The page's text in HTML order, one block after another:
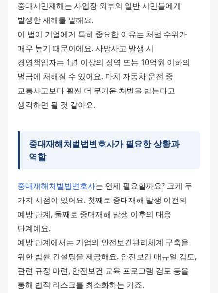
중대시민재해는 사업장 외부의 일반 시민들에게
발생한 재해를 말해요.
이 법이 기업에게 특히 중요한 이유는 처벌 수위가
매우 높기 때문이에요. 사망사고 발생 시
경영책임자는 1년 이상의 징역 또는 10억원 이하의
벌금에 처해질 수 있어요. 마치 자동차 운전 중
교통사고보다 훨씬 더 무거운 처벌을 받는다고
생각하면 될 것 같아요.
중대재해처벌법변호사가 필요한 상황과
역할
중대재해처벌법변호사는 언제 필요할까요? 크게 두
가지 시점이 있어요. 첫째로 중대재해 발생 이전의
예방 단계, 둘째로 중대재해 발생 이후의 대응
단계예요.
예방 단계에서는 기업의 안전보건관리체계 구축을
위한 법률 컨설팅을 제공해요. 안전보건 매뉴얼 검토,
관련 규정 마련, 안전보건 교육 프로그램 검토 등을
통해 법적 리스크를 최소화하는 거죠.